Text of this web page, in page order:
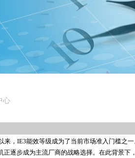
心
来，IE3能效等级成为了当前市场准入门槛之
逐步成为主流厂商的战略选择。在此背景下